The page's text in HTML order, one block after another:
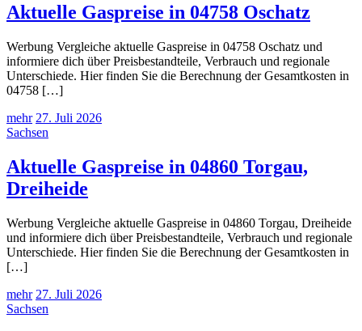
Aktuelle Gaspreise in 04758 Oschatz
Werbung Vergleiche aktuelle Gaspreise in 04758 Oschatz und
informiere dich über Preisbestandteile, Verbrauch und regionale
Unterschiede. Hier finden Sie die Berechnung der Gesamtkosten in
04758 […]
mehr 27. Juli 2026
Sachsen
Aktuelle Gaspreise in 04860 Torgau,
Dreiheide
Werbung Vergleiche aktuelle Gaspreise in 04860 Torgau, Dreiheide
und informiere dich über Preisbestandteile, Verbrauch und regionale
Unterschiede. Hier finden Sie die Berechnung der Gesamtkosten in
[…]
mehr 27. Juli 2026
Sachsen